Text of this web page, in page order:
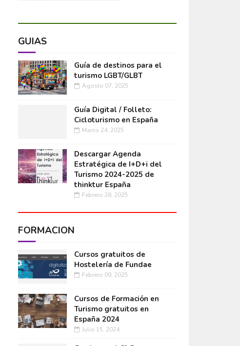
GUÍAS
Guía de destinos para el
turismo LGBT/GLBT
Agosto 07, 2025
Guía Digital / Folleto:
Cicloturismo en España
Marzo 24, 2025
Descargar Agenda
Estratégica de I+D+i del
Turismo 2024-2025 de
thinktur España
Febrero 28, 2025
FORMACIÓN
Cursos gratuitos de
Hostelería de Fundae
Febrero 09, 2025
Cursos de Formación en
Turismo gratuitos en
España 2024
Julio 15, 2024